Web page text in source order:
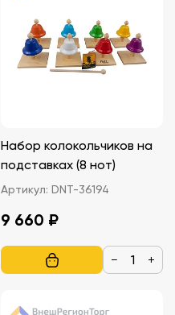
Набор колокольчиков на
подставках (8 нот)
Артикул: DNT-36194
9 660 ₽
− +